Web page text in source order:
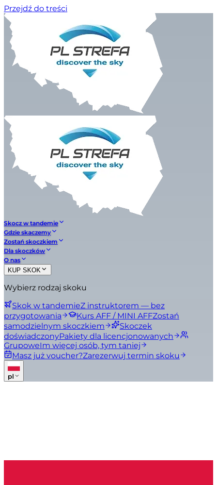
Przejdź do treści
Skocz w tandemie
Gdzie skaczemy
Zostań skoczkiem
Dla skoczków
O nas
KUP SKOK
Wybierz rodzaj skoku
Skok w tandemieZ instruktorem — bez
przygotowania
Kurs AFF / MINI AFFZostań
samodzielnym skoczkiem
Skoczek
doświadczonyPakiety dla licencjonowanych
GrupoweIm więcej osób, tym taniej
Masz już voucher?Zarezerwuj termin skoku
pl